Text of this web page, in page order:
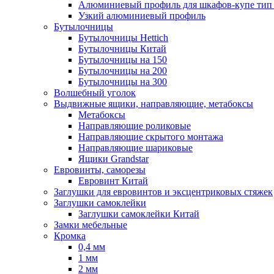
Алюминиевый профиль для шкафов-купе
Узкий алюминиевый профиль
Бутылочницы
Бутылочницы Hettich
Бутылочницы Китай
Бутылочницы на 150
Бутылочницы на 200
Бутылочницы на 300
Волшебный уголок
Выдвижные ящики, направляющие, метабоксы
Метабоксы
Направляющие роликовые
Направляющие скрытого монтажа
Направляющие шариковые
Ящики Grandstar
Евровинты, саморезы
Евровинт Китай
Заглушки для евровинтов и эксцентриковых стяжек
Заглушки самоклейки
Заглушки самоклейки Китай
Замки мебельные
Кромка
0,4 мм
1 мм
2 мм